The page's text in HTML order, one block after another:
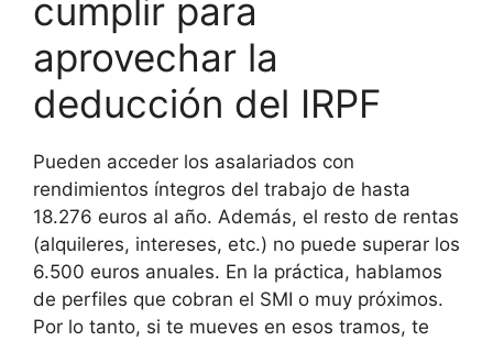
cumplir para
aprovechar la
deducción del IRPF
Pueden acceder los asalariados con
rendimientos íntegros del trabajo de hasta
18.276 euros al año. Además, el resto de rentas
(alquileres, intereses, etc.) no puede superar los
6.500 euros anuales. En la práctica, hablamos
de perfiles que cobran el SMI o muy próximos.
Por lo tanto, si te mueves en esos tramos, te